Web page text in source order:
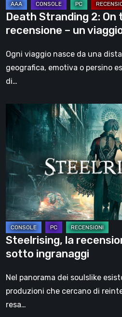
un
viaggio
oltre
il
Death Stranding 2: On
recensione – un
Ogni viaggio nasce da una
geografica, emotiva o persino
di…
Steelrising,
recensione:
rivoluzione
sotto
ingranaggi
Steelrising, la
sotto ingranaggi
Nel panorama dei soulslike
produzioni che cercano di
resa…